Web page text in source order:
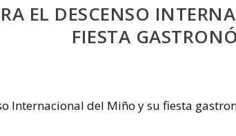
EL DESCENSO
FIESTA